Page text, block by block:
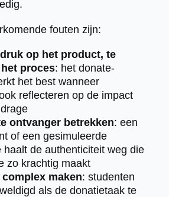
fouten zijn:
op het product, te
proces: het donate-
het best wanneer
reflecteren op de impact
ontvanger betrekken: een
of een gesimuleerde
haalt de authenticiteit weg die
zo krachtig maakt
complex maken: studenten
als de donatietaak te